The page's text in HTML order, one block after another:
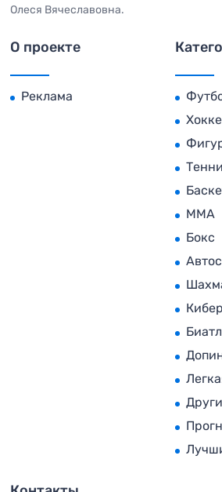
Олеся Вячеславовна.
О проекте
Реклама
MMA
Бокс